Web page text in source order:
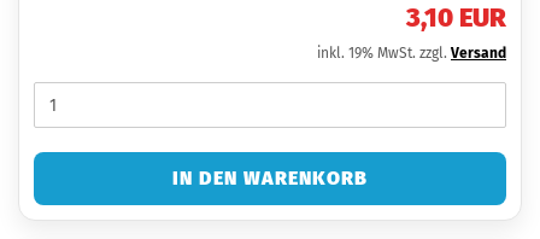
3,10 EUR
inkl. 19% MwSt. zzgl. Versand
IN DEN WARENKORB